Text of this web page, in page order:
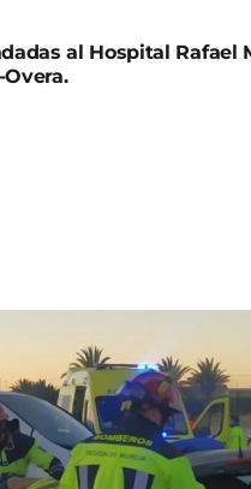
al Hospital Rafael